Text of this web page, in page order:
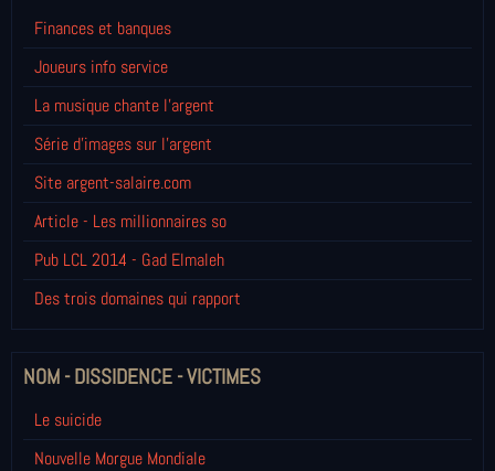
Finances et banques
Joueurs info service
La musique chante l'argent
Série d'images sur l'argent
Site argent-salaire.com
Article - Les millionnaires so
Pub LCL 2014 - Gad Elmaleh
Des trois domaines qui rapport
NOM - DISSIDENCE - VICTIMES
Le suicide
Nouvelle Morgue Mondiale